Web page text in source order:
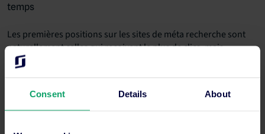
Consent Details About
temps
Les premières positions sur les sites de méta recherche sont
naturellement celles qui reçoivent le plus de clics, mais
atteindre le sommet n’est pas facile.
Il sera pratiquement impossible de surenchérir sur les OTA,
vous pouvez donc essayer de les contourner avec un tarif
inférieur. Cependant, si votre coût par clic (CPC) est trop bas,